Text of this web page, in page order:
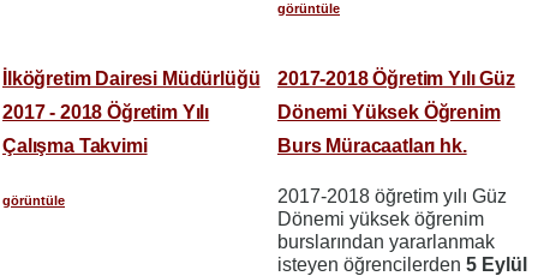
görüntüle
İlköğretim Dairesi Müdürlüğü
2017 - 2018 Öğretim Yılı
Çalışma Takvimi
görüntüle
2017-2018 Öğretim Yılı Güz
Dönemi Yüksek Öğrenim
Burs Müracaatları hk.
2017-2018 öğretim yılı Güz
Dönemi yüksek öğrenim
burslarından yararlanmak
isteyen öğrencilerden 5 Eylül